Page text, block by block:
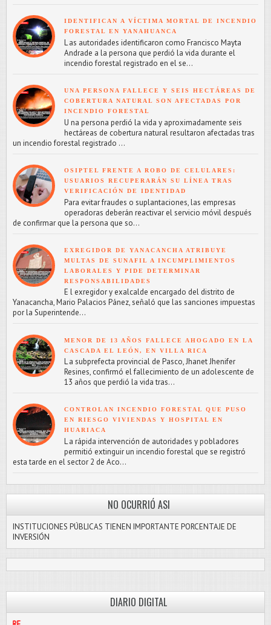
IDENTIFICAN A VÍCTIMA MORTAL DE INCENDIO
FORESTAL EN YANAHUANCA
L as autoridades identificaron como Francisco Mayta
Andrade a la persona que perdió la vida durante el
incendio forestal registrado en el se...
UNA PERSONA FALLECE Y SEIS HECTÁREAS DE
COBERTURA NATURAL SON AFECTADAS POR
INCENDIO FORESTAL
U na persona perdió la vida y aproximadamente seis
hectáreas de cobertura natural resultaron afectadas tras
un incendio forestal registrado ...
OSIPTEL FRENTE A ROBO DE CELULARES:
USUARIOS RECUPERARÁN SU LÍNEA TRAS
VERIFICACIÓN DE IDENTIDAD
Para evitar fraudes o suplantaciones, las empresas
operadoras deberán reactivar el servicio móvil después
de confirmar que la persona que so...
EXREGIDOR DE YANACANCHA ATRIBUYE
MULTAS DE SUNAFIL A INCUMPLIMIENTOS
LABORALES Y PIDE DETERMINAR
RESPONSABILIDADES
E l exregidor y exalcalde encargado del distrito de
Yanacancha, Mario Palacios Pánez, señaló que las sanciones impuestas
por la Superintende...
MENOR DE 13 AÑOS FALLECE AHOGADO EN LA
CASCADA EL LEÓN, EN VILLA RICA
L a subprefecta provincial de Pasco, Jhanet Jhenifer
Resines, confirmó el fallecimiento de un adolescente de
13 años que perdió la vida tras...
CONTROLAN INCENDIO FORESTAL QUE PUSO
EN RIESGO VIVIENDAS Y HOSPITAL EN
HUARIACA
L a rápida intervención de autoridades y pobladores
permitió extinguir un incendio forestal que se registró
esta tarde en el sector 2 de Aco...
NO OCURRIÓ ASI
INSTITUCIONES PÚBLICAS TIENEN IMPORTANTE PORCENTAJE DE
INVERSIÓN
DIARIO DIGITAL